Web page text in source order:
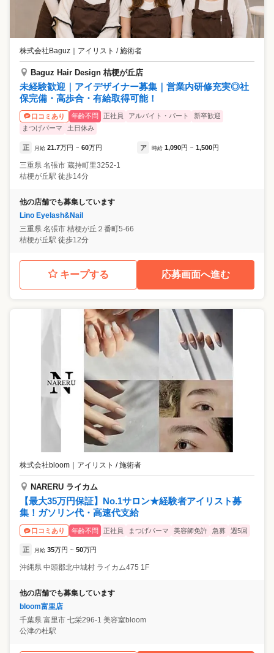
株式会社Baguz アイリスト / 施術者
Baguz Hair Design 桔梗が丘店
未経験歓迎｜アイデザイナー募集｜営業内研修充実◎社
保完備・高歩合・有給取得可能！
口コミあり 年齢不問 正社員 アルバイト・パート
新卒歓迎
まつげパーマ
土日休み
正 月給 21.7万円 ~ 60万円 ア 時給 1,090円 ~ 1,500円
三重県 名張市 蔵持町里3252-1
桔梗が丘駅 徒歩14分
他の店舗でも募集しています
Lino Eyelash&Nail
三重県 名張市 桔梗が丘２番町5-66
桔梗が丘駅 徒歩12分
キープする 応募画面へ進む
株式会社bloom アイリスト / 施術者
NARERU ライカム
【最大35万円保証】No.1サロン★経験者アイリスト募
集！ガソリン代・高速代支給
口コミあり 年齢不問 正社員 まつげパーマ 美容師免許 急募 週5回
正 月給 35万円 ~ 50万円
沖縄県 中頭郡北中城村 ライカム475 1F
他の店舗でも募集しています
bloom富里店
千葉県 富里市 七栄296-1 美容室bloom
公津の杜駅